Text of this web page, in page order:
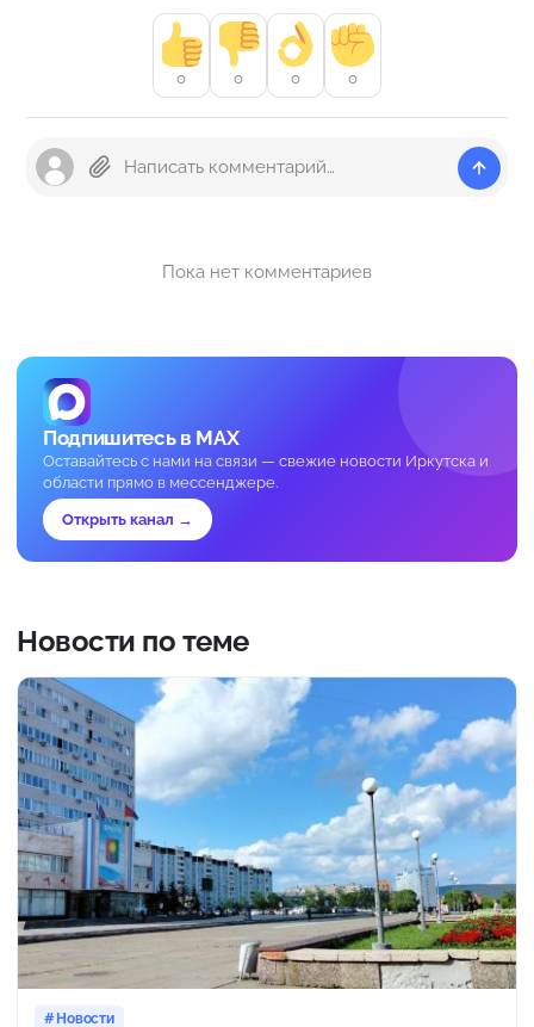
0 0 0 0
Пока нет комментариев
Подпишитесь в MAX
Оставайтесь с нами на связи — свежие новости Иркутска и
области прямо в мессенджере.
Открыть канал →
Новости по теме
Новости